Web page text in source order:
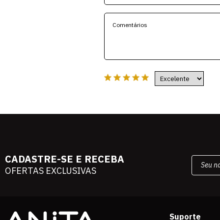
CADASTRE-SE E RECEBA
OFERTAS EXCLUSIVAS
Suporte